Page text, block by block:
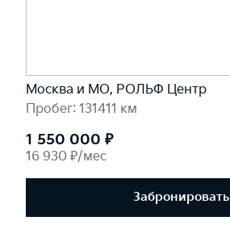
Москва и МО, РОЛЬФ Центр
Пробег: 131411 км
1 550 000 ₽
16 930 ₽/мес
Забронировать